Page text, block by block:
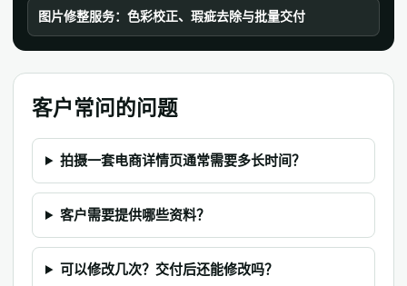
图片修整服务：色彩校正、瑕疵去除与批量交付
客户常问的问题
拍摄一套电商详情页通常需要多长时间？
客户需要提供哪些资料？
可以修改几次？交付后还能修改吗？